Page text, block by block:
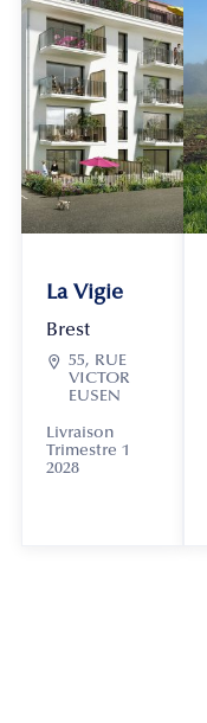
La Vigie
Brest
 55, RUE
VICTOR
EUSEN
Livraison
Trimestre 1
2028